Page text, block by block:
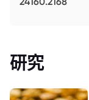
研究